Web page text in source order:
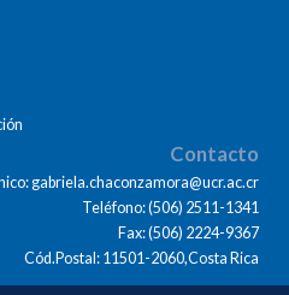
Contacto
gabriela.chaconzamora@ucr.ac.cr
Teléfono: (506) 2511-1341
Fax: (506) 2224-9367
Cód.Postal: 11501-2060,Costa Rica